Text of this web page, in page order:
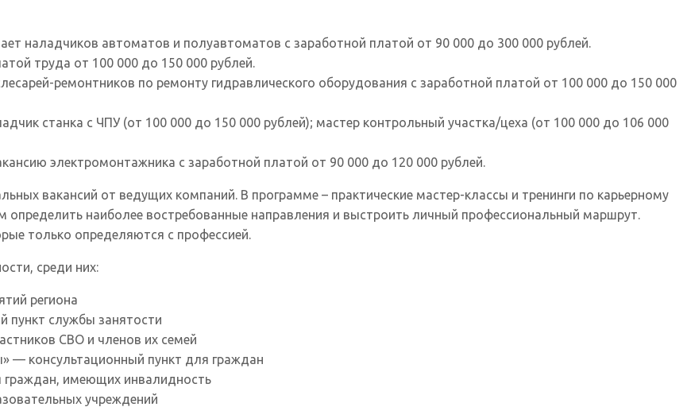
наладчиков автоматов и полуавтоматов с заработной платой от 90 000 до 300 000 рублей.
труда от 100 000 до 150 000 рублей.
ремонтников по ремонту гидравлического оборудования с заработной платой от 100 000 до 150 000
станка с ЧПУ (от 100 000 до 150 000 рублей); мастер контрольный участка/цеха (от 100 000 до 106 000
электромонтажника с заработной платой от 90 000 до 120 000 рублей.
вакансий от ведущих компаний. В программе – практические мастер-классы и тренинги по карьерному
определить наиболее востребованные направления и выстроить личный профессиональный маршрут.
только определяются с профессией.
среди них:
региона
пункт службы занятости
СВО и членов их семей
— консультационный пункт для граждан
имеющих инвалидность
учреждений